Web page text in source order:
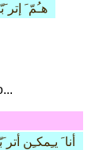
هـُمّ َ إتر
أنا َ يـِمكـِن أتر